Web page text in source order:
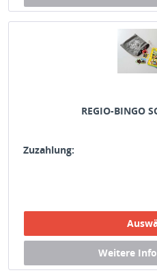
REGIO-BINGO
Zuzahlung: